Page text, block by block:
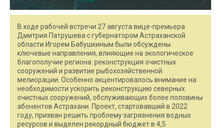
В ходе рабочей встречи 27 августа вице-премьера
Дмитрия Патрушева с губернатором Астраханской
области Игорем Бабушкиным были обсуждены
ключевые направления, влияющие на экологическое
благополучие региона: реконструкция очистных
сооружений и развитие рыбохозяйственной
мелиорации. Особенно акцентировалось внимание на
необходимости ускорить реконструкцию северных
очистных сооружений, обслуживающих более половины
абонентов Астрахани. Проект, стартовавший в 2022
году, призван решить проблему загрязнения водных
ресурсов и выделен рекордный бюджет в 4,5